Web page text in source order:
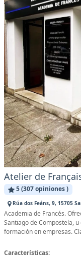
Atelier de
5 (307 opiniones )
Rúa dos Feáns, 9, 15705
Academia de Francés.
Santiago de Compostela,
formación en empresas.
Características: